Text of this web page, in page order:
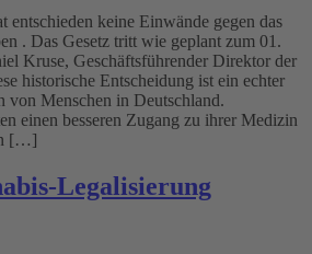
entschieden keine Einwände gegen das
. Das Gesetz tritt wie geplant zum 01.
Kruse, Geschäftsführender Direktor der
historische Entscheidung ist ein echter
Menschen in Deutschland.
einen besseren Zugang zu ihrer Medizin
[…]
Legalisierung